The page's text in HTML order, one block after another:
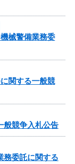
械警備業務委
関する一般競
般競争入札公告
務委託に関する